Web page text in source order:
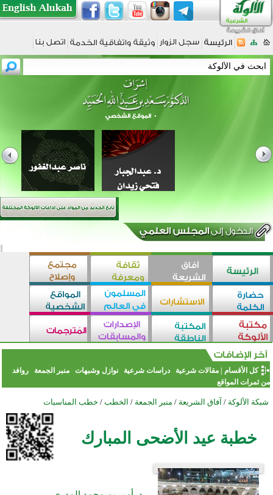
كل الأقسام |مقالات شرعية دراسات شرعية نوازل وشبهات منبر الجمعة
روافد
من ثمرات المواقع
شبكة الألوكة / آفاق الشريعة / منبر الجمعة / الخطب / خطب المناسبات
خطبة عيد الأضحى المبارك